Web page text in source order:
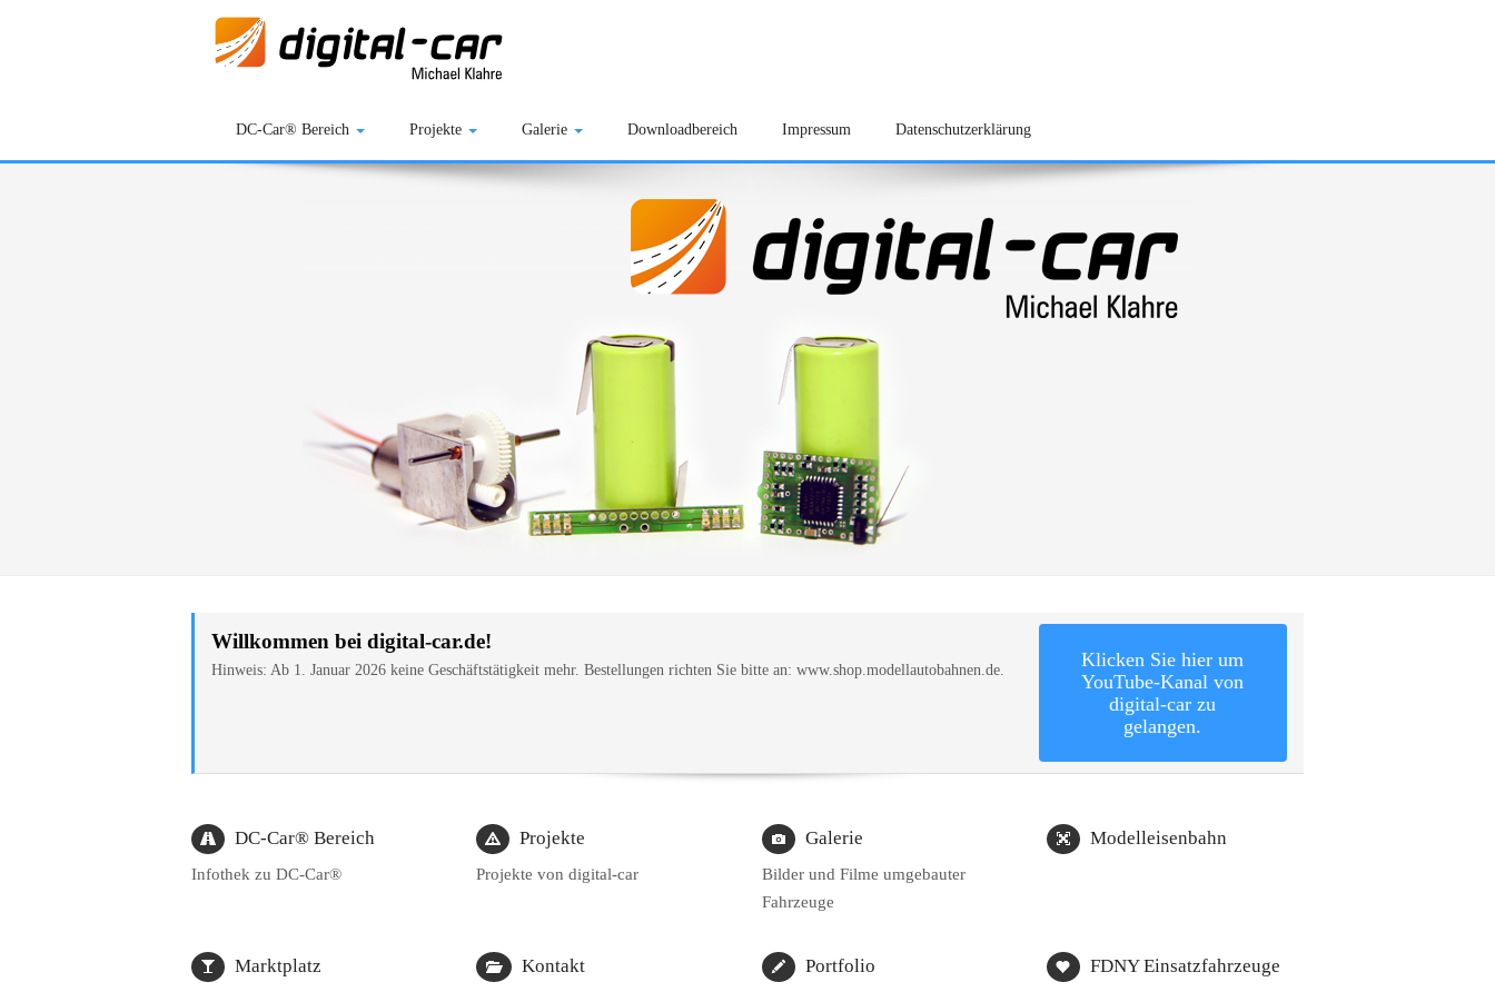
DC-Car® Bereich Projekte Galerie Downloadbereich Impressum Datenschutzerklärung
Willkommen bei digital-car.de!
Hinweis: Ab 1. Januar 2026 keine Geschäftstätigkeit mehr. Bestellungen richten Sie bitte an: www.shop.modellautobahnen.de.
Klicken Sie hier um
YouTube-Kanal von
digital-car zu
gelangen.
DC-Car® Bereich
Infothek zu DC-Car®
Projekte
Projekte von digital-car
Galerie
Bilder und Filme umgebauter
Fahrzeuge
Modelleisenbahn
Marktplatz Kontakt Portfolio FDNY Einsatzfahrzeuge